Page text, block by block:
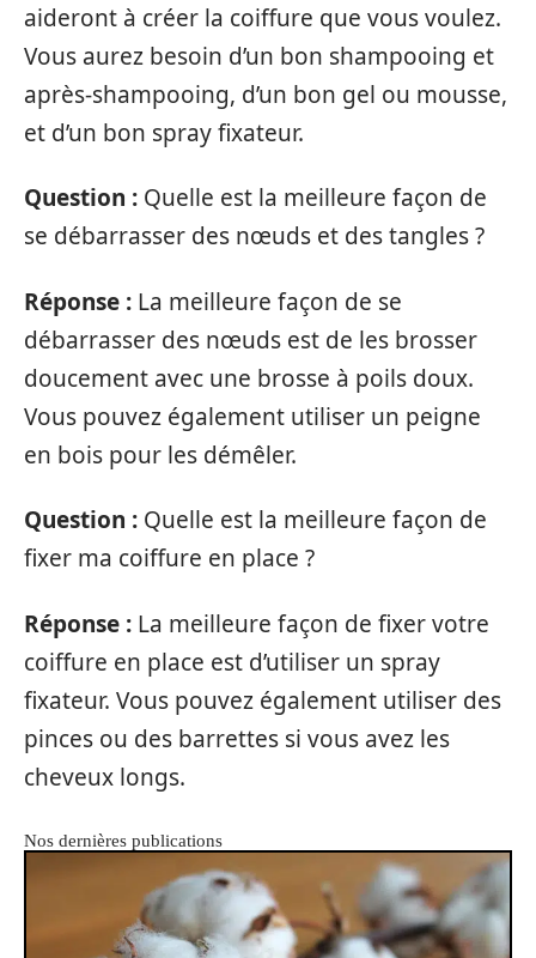
aideront à créer la coiffure que vous voulez.
Vous aurez besoin d’un bon shampooing et
après-shampooing, d’un bon gel ou mousse,
et d’un bon spray fixateur.
Question : Quelle est la meilleure façon de
se débarrasser des nœuds et des tangles ?
Réponse : La meilleure façon de se
débarrasser des nœuds est de les brosser
doucement avec une brosse à poils doux.
Vous pouvez également utiliser un peigne
en bois pour les démêler.
Question : Quelle est la meilleure façon de
fixer ma coiffure en place ?
Réponse : La meilleure façon de fixer votre
coiffure en place est d’utiliser un spray
fixateur. Vous pouvez également utiliser des
pinces ou des barrettes si vous avez les
cheveux longs.
Nos dernières publications